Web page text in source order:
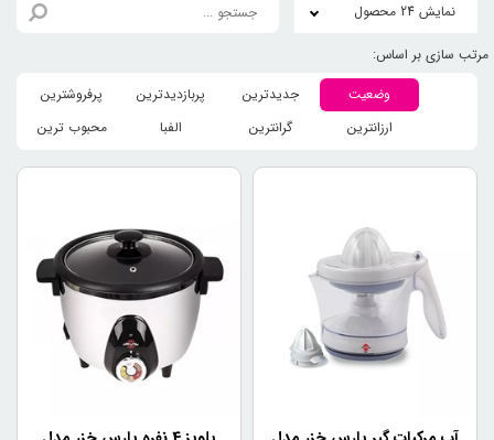
انواع لوازم برقی آشپزخانه: از
ضروری تا لوکس
لوازم برقی آشپزخانه در انواع و مدل‌های مختلف، با کارایی‌ها و
قابلیت‌های متنوع، برای پاسخگویی به نیازهای مختلف کاربران
جزو لوازم ضروری آشپزخانه محسوب می‌شوند، در حالی که
یک سبک زندگی سالم و تهیه نوشیدنی‌های طبیعی، بسیار مفید
هستند. همچنین، انواع وسایل برقی آشپزخانه می‌تواند شامل
دستگاه‌های دیگری مانند غذاساز، سرخ‌کن، قهوه‌ساز و ... باشد که
به سلیقه و نیاز شما بستگی دارد.
قیمت لوازم برقی آشپزخانه:
تنوع برای هر بودجه
نمایش 24 محصول
وضعیت جدیدترین پربازدیدترین
پرفروشترین
ارزانترین
گرانترین الفبا محبوب ترین